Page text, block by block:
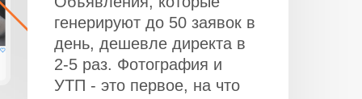
генерируют до 50 заявок в
день, дешевле директа в
2-5 раз. Фотография и
УТП - это первое, на что